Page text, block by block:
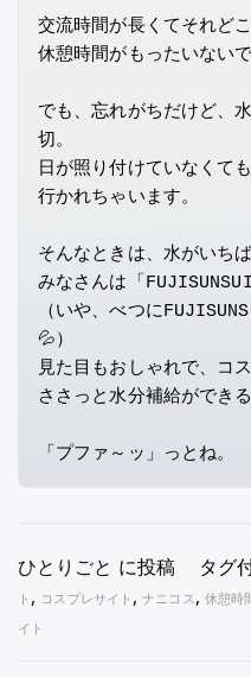
交流時間が長くてそれど
休憩時間がもったいないで
でも、忘れがちだけど、
切。
日が照り付けていなくて
行かれちゃいます。
そんなときは、水がいちば
みなさんは「
（いや、べつに
💦）
見た目もおしゃれで、コ
ささっと水分補給ができ
「プファ～ッ」っとね。
ひとりごと に投稿 タグ
ト , コスプレサイト ,ナニコス, 休憩時
イト